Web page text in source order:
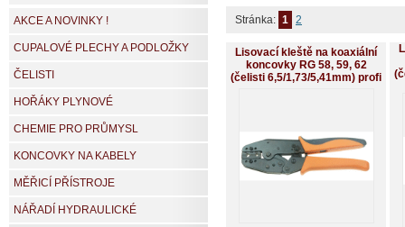
Stránka: 1 2
Lisovací kleště na koaxiální
koncovky RG 58, 59, 62
(čelisti 6,5/1,73/5,41mm) profi
AKCE A NOVINKY !
CUPALOVÉ PLECHY A PODLOŽKY
ČELISTI
HOŘÁKY PLYNOVÉ
CHEMIE PRO PRŮMYSL
KONCOVKY NA KABELY
MĚŘICÍ PŘÍSTROJE
NÁŘADÍ HYDRAULICKÉ